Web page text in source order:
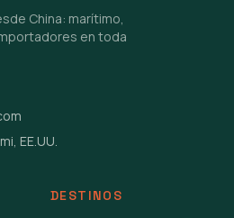
China: marítimo,
en toda
EE.UU.
DESTINOS